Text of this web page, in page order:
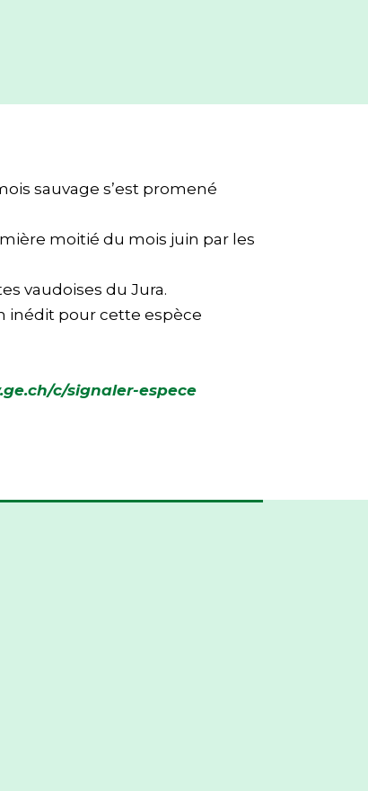
sauvage s’est promené
moitié du mois juin par les
vaudoises du Jura.
inédit pour cette espèce
c/signaler-espece